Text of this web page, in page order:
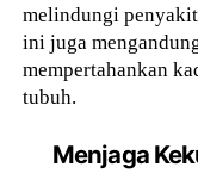
melindungi
ini juga
mempertahankan
tubuh.
Menjaga